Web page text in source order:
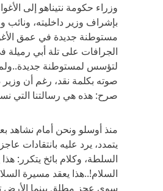
وزراء حكومة نتيناهو إلى
بإشراف وزير داخليته، ونائب
مستوطنة جديدة في عمق
الجرافات على تلة أبي رميلة
لتؤسس لمستوطنة
صوته بكلمة نقد، رغم أن وزير
صرح: هذه هي رسالتنا التي
منذ أوسلو ونحن أمام نشاهد
يتمدد، يرد عليه بانتقادات
السلطة، وكلام بائخ يتكرر:
السلام!..هذا يعقد مسيرة
سوى عجز مطلق بينما الأرض